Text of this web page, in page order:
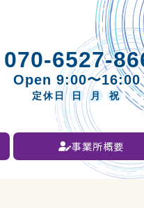
070-6527-
Open 9:00〜16:00
定休日 日 月 祝
事業所概要